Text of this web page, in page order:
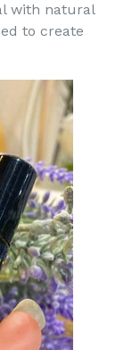
with natural
to create